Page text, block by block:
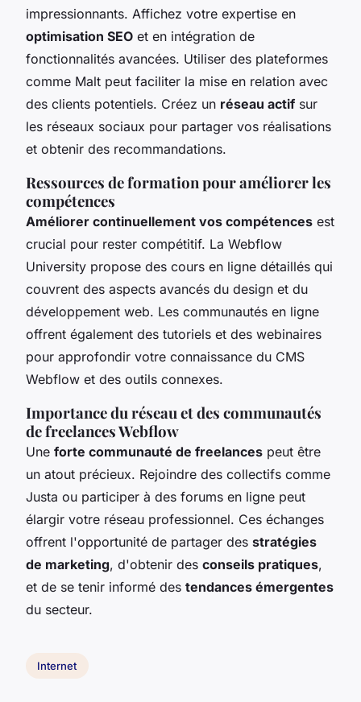
impressionnants. Affichez votre expertise en
optimisation SEO et en intégration de
fonctionnalités avancées. Utiliser des plateformes
comme Malt peut faciliter la mise en relation avec
des clients potentiels. Créez un réseau actif sur
les réseaux sociaux pour partager vos réalisations
et obtenir des recommandations.
Ressources de formation pour améliorer les
compétences
Améliorer continuellement vos compétences est
crucial pour rester compétitif. La Webflow
University propose des cours en ligne détaillés qui
couvrent des aspects avancés du design et du
développement web. Les communautés en ligne
offrent également des tutoriels et des webinaires
pour approfondir votre connaissance du CMS
Webflow et des outils connexes.
Importance du réseau et des communautés
de freelances Webflow
Une forte communauté de freelances peut être
un atout précieux. Rejoindre des collectifs comme
Justa ou participer à des forums en ligne peut
élargir votre réseau professionnel. Ces échanges
offrent l'opportunité de partager des stratégies
de marketing, d'obtenir des conseils pratiques,
et de se tenir informé des tendances émergentes
du secteur.
Internet